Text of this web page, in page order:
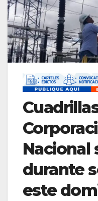
Nacional
durante
este